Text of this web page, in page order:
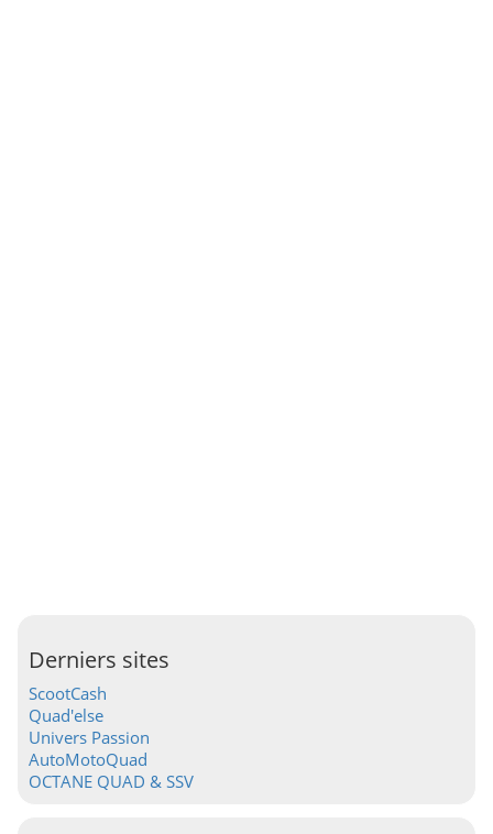
Derniers sites
ScootCash
Quad'else
Univers Passion
AutoMotoQuad
OCTANE QUAD & SSV